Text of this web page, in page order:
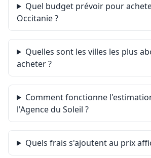
Quel budget prévoir pour
Occitanie ?
Quelles sont les villes les plus
acheter ?
Comment fonctionne
l'Agence du Soleil ?
Quels frais s'ajoutent au prix